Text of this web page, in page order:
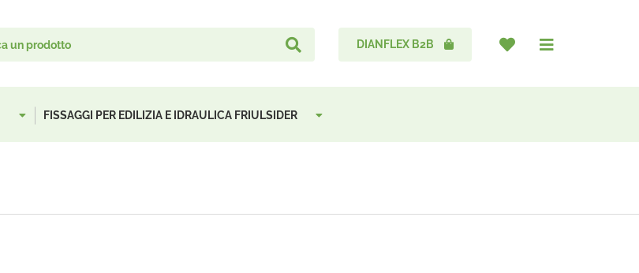
DIANFLEX B2B
FISSAGGI PER EDILIZIA E IDRAULICA FRIULSIDER